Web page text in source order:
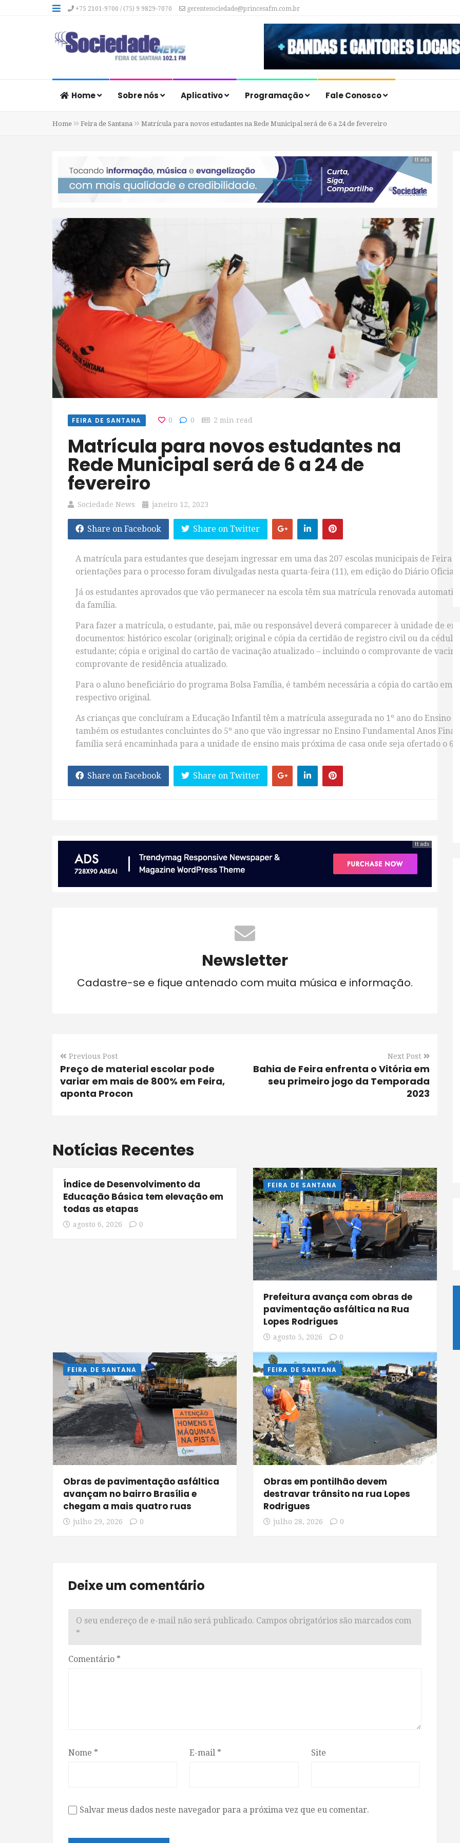
+75 2101-9700 / (75) 9 9829-7070 gerentesociedade@princesafm.com.br
Home Sobre nós Aplicativo Programação Fale Conosco
Home Feira de Santana Matrícula para novos estudantes na Rede Municipal será de 6 a 24 de fevereiro
tt ads
FEIRA DE SANTANA 0 0 2 min read
Matrícula para novos estudantes na
Rede Municipal será de 6 a 24 de
fevereiro
Sociedade News janeiro 12, 2023
Share on Facebook Share on Twitter
A matrícula para estudantes que desejam ingressar em uma das 207 escolas municipais de Feira
orientações para o processo foram divulgadas nesta quarta-feira (11), em edição do Diário Oficial
Já os estudantes aprovados que vão permanecer na escola têm sua matrícula renovada
da família.
Para fazer a matrícula, o estudante, pai, mãe ou responsável deverá comparecer à unidade de
documentos: histórico escolar (original); original e cópia da certidão de registro civil ou da cédula
estudante; cópia e original do cartão de vacinação atualizado – incluindo o comprovante de
comprovante de residência atualizado.
Para o aluno beneficiário do programa Bolsa Família, é também necessária a cópia do cartão em
respectivo original.
As crianças que concluíram a Educação Infantil têm a matrícula assegurada no 1º ano do Ensino
também os estudantes concluintes do 5º ano que vão ingressar no Ensino Fundamental Anos
família será encaminhada para a unidade de ensino mais próxima de casa onde seja ofertado o 6º
Share on Facebook Share on Twitter
tt ads
Newsletter
Cadastre-se e fique antenado com muita música e informação.
Previous Post
Preço de material escolar pode
variar em mais de 800% em Feira,
aponta Procon
Next Post
Bahia de Feira enfrenta o Vitória em
seu primeiro jogo da Temporada
2023
Notícias Recentes
Índice de Desenvolvimento da
Educação Básica tem elevação em
todas as etapas
agosto 6, 2026 0
FEIRA DE SANTANA
Prefeitura avança com obras de
pavimentação asfáltica na Rua
Lopes Rodrigues
agosto 5, 2026 0
FEIRA DE SANTANA
Obras de pavimentação asfáltica
avançam no bairro Brasília e
chegam a mais quatro ruas
julho 29, 2026 0
FEIRA DE SANTANA
Obras em pontilhão devem
destravar trânsito na rua Lopes
Rodrigues
julho 28, 2026 0
Deixe um comentário
O seu endereço de e-mail não será publicado. Campos obrigatórios são marcados com
*
Comentário *
Nome * E-mail * Site
Salvar meus dados neste navegador para a próxima vez que eu comentar.